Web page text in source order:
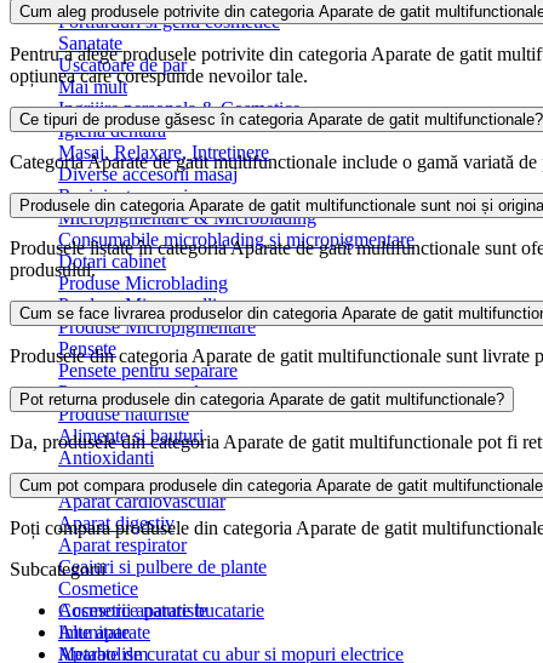
Portfarduri si genti cosmetice
Sanatate
Uscatoare de par
Mai mult
Ingrijire personala & Cosmetice
Igiena dentara
Masaj, Relaxare, Intretinere
Diverse accesorii masaj
Recipiente masaj
Micropigmentare & Microblading
Consumabile microblading si micropigmentare
Dotari cabinet
Produse Microblading
Produse Microneedling
Produse Micropigmentare
Pensete
Pensete pentru separare
Pensete pentru volum
Produse naturiste
Alimente si bauturi
Antioxidanti
Antitumorale
Aparat cardiovascular
Aparat digestiv
Aparat respirator
Ceaiuri si pulbere de plante
Cosmetice
Cosmetice naturiste
Imunitate
Metabolism
Cum aleg produsele potrivite din categoria Aparate de gatit
Pentru a alege produsele potrivite din categoria Aparate de gatit
opțiunea care corespunde nevoilor tale.
Ce tipuri de produse găsesc în categoria Aparate de gatit multifunctionale?
Categoria Aparate de gatit multifunctionale include o gamă variată
Produsele din categoria Aparate de gatit multifunctionale sunt noi și
Produsele listate în categoria Aparate de gatit multifunctionale sunt
produsului.
Cum se face livrarea produselor din categoria Aparate de gatit
Produsele din categoria Aparate de gatit multifunctionale sunt
Pot returna produsele din categoria Aparate de gatit multifunctionale?
Da, produsele din categoria Aparate de gatit multifunctionale pot fi
Cum pot compara produsele din categoria Aparate de gatit
Poți compara produsele din categoria Aparate de gatit
Subcategorii
Accesorii aparate bucatarie
Alte aparate
Aparate de curatat cu abur si mopuri electrice